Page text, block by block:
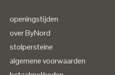
openingstijden
over ByNord
stolpersteine
algemene voorwaarden